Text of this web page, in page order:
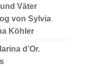
Väter
von Sylvia
Köhler
d’Or.